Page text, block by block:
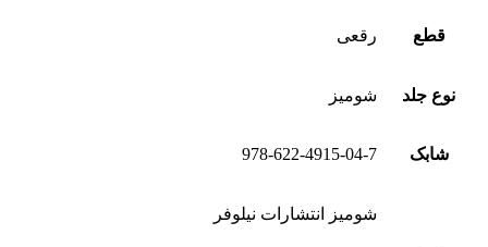
قطع رقعی
نوع جلد شومیز
شابک 978-622-4915-04-7
شومیز انتشارات نیلوفر